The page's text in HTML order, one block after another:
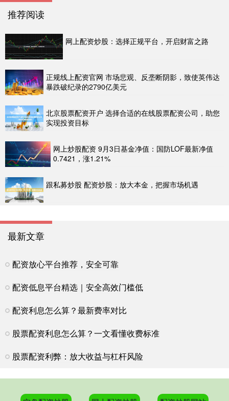
推荐阅读
网上配资炒股：选择正规平台，开启财富之路
正规线上配资官网 市场悲观、反垄断阴影，致使英伟达
暴跌破纪录的2790亿美元
北京股票配资开户 选择合适的在线股票配资公司，助您
实现投资目标
网上炒股配资 9月3日基金净值：国防LOF最新净值
0.7421，涨1.21%
跟私募炒股 配资炒股：放大本金，把握市场机遇
最新文章
配资放心平台推荐，安全可靠
配资低息平台精选｜安全高效门槛低
配资利息怎么算？最新费率对比
股票配资利息怎么算？一文看懂收费标准
股票配资利弊：放大收益与杠杆风险